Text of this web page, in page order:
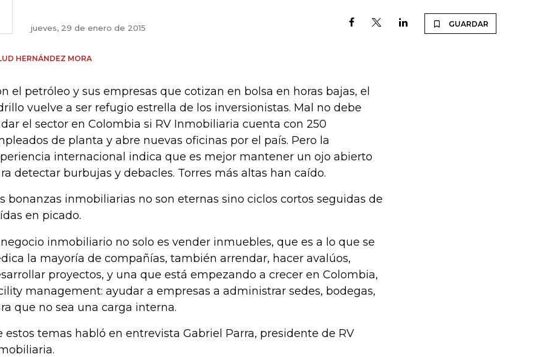
jueves, 29 de enero de 2015 GUARDAR
HERNÁNDEZ MORA
el petróleo y sus empresas que cotizan en bolsa en horas bajas, el
vuelve a ser refugio estrella de los inversionistas. Mal no debe
el sector en Colombia si RV Inmobiliaria cuenta con 250
de planta y abre nuevas oficinas por el país. Pero la
internacional indica que es mejor mantener un ojo abierto
detectar burbujas y debacles. Torres más altas han caído.
bonanzas inmobiliarias no son eternas sino ciclos cortos seguidas de
en picado.
inmobiliario no solo es vender inmuebles, que es a lo que se
la mayoría de compañías, también arrendar, hacer avalúos,
proyectos, y una que está empezando a crecer en Colombia,
management: ayudar a empresas a administrar sedes, bodegas,
que no sea una carga interna.
estos temas habló en entrevista Gabriel Parra, presidente de RV